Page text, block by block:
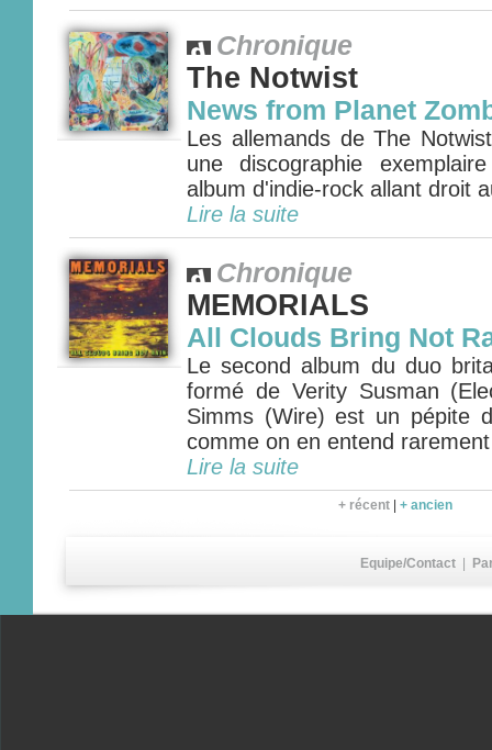
Chronique
The Notwist
News from Planet
Les allemands de The
une discographie
album d'indie-rock allant droit
Lire la suite
Chronique
MEMORIALS
All Clouds Bring Not
Le second album du duo
formé de Verity Susman
Simms (Wire) est un pépite
comme on en entend
Lire la suite
+ récent + ancien
Equipe/Contact